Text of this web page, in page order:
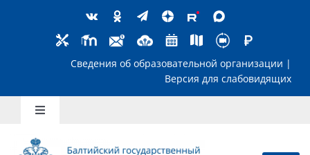
Сведения об образовательной
Toggle
Школьникам